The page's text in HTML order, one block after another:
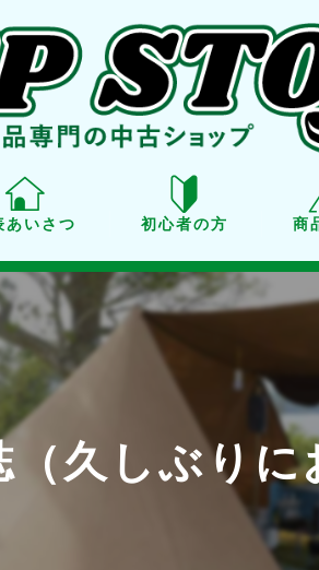
あいさつ 初心者の方 商
商
点検
（久しぶり